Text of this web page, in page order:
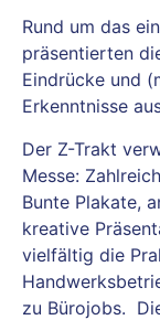
Rund um das
präsentierten
Eindrücke und
Erkenntnisse
Der Z-Trakt
Messe:
Bunte Plakate,
kreative
vielfältig die
zu Bürojobs.